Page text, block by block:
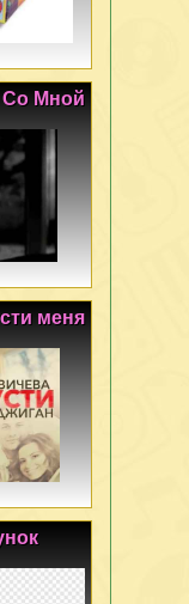
Мной
меня